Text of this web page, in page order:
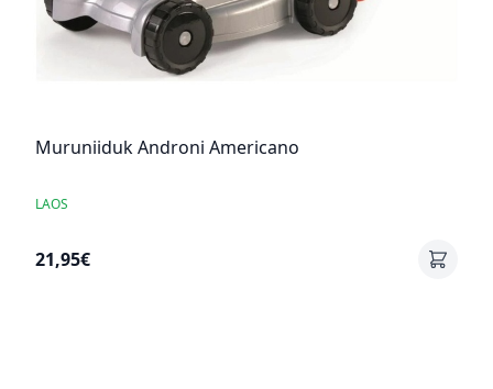
Muruniiduk Androni Americano
LAOS
21,95€